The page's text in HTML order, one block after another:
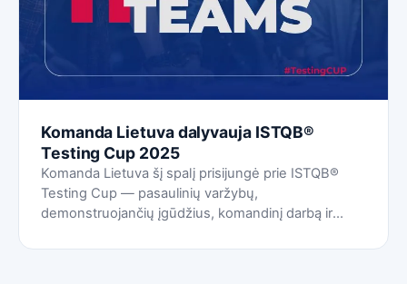
Komanda Lietuva dalyvauja ISTQB®
Testing Cup 2025
Komanda Lietuva šį spalį prisijungė prie ISTQB®
Testing Cup — pasaulinių varžybų,
demonstruojančių įgūdžius, komandinį darbą ir